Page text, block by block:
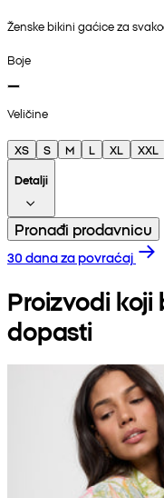
Ženske bikini gaćice za
Boje
Veličine
XS S M L XL
XXL
Detalji
Pronađi prodavnicu
30 dana za povraćaj
Proizvodi koji
dopasti